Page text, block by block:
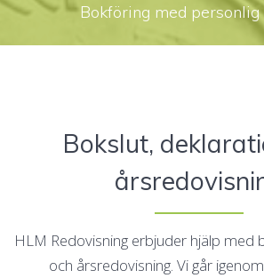
Bokföring med
Bokslut,
HLM Redovisning erbjuder hjälp med
och årsredovisning. Vi går